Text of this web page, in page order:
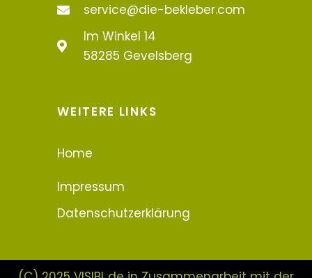
service@die-bekleber.com
Im Winkel 14
58285 Gevelsberg
WEITERE LINKS
Home
Impressum
Datenschutzerklärung